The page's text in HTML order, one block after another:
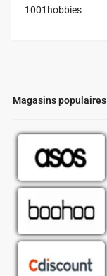
Magasins populaires
1001hobbies